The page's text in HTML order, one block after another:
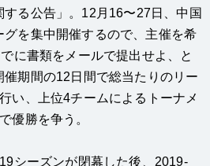
る公告」。12月16〜27日、中国
を集中開催するので、主催を希
に書類をメールで提出せよ、と
期間の12日間で総当たりのリー
い、上位4チームによるトーナメ
優勝を争う。
シーズンが閉幕した後、2019-